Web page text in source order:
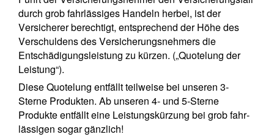
durch grob fahrlässiges Handeln herbei, ist der
Versicherer berechtigt, entsprechend der Höhe des
Verschuldens des Versicherungsnehmers die
Entschädigungsleistung zu kürzen. („Quotelung der
Leistung“).
Diese Quotelung entfällt teilweise bei unseren 3-
Sterne Produkten. Ab unseren 4- und 5-Sterne
Produkte entfällt eine Leistungskürzung bei grob fahr-
lässigen sogar gänzlich!